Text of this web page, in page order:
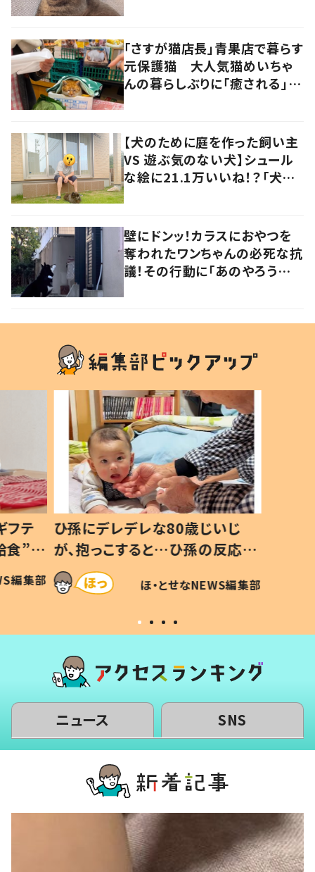
「さすが猫店長」青果店で暮らす
元保護猫 大人気猫めいちゃ
んの暮らしぶりに「癒される」の
【犬のために庭を作った飼い主
VS 遊ぶ気のない犬】シュール
な絵に21.1万いいね！？「犬の
壁にドンッ！カラスにおやつを
奪われたワンちゃんの必死な抗
議！その行動に「あのやろう～」
フテ
食”を
の親
編集部
ひ孫にデレデレな80歳じいじ
が、抱っこすると…ひ孫の反応に
「涙が出ました」「可愛くて仕方な
い」
ほ・とせなNEWS編集部
ニュース SNS